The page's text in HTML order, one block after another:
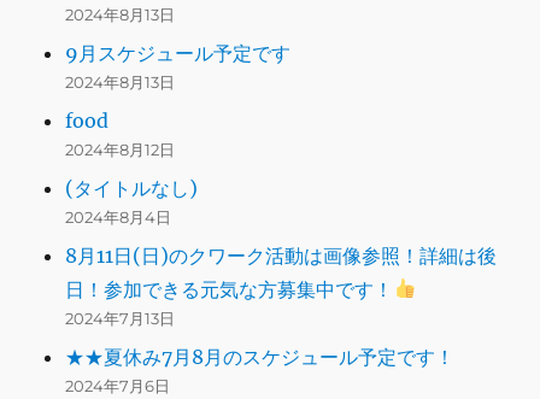
2024年8月13日
9月スケジュール予定です
2024年8月13日
food
2024年8月12日
(タイトルなし)
2024年8月4日
8月11日(日)のクワーク活動は画像参照！詳細は後
日！参加できる元気な方募集中です！
2024年7月13日
★★夏休み7月8月のスケジュール予定です！
2024年7月6日